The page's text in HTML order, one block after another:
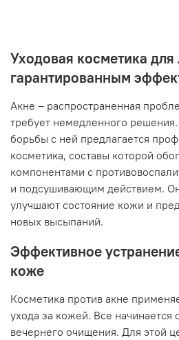
Уходовая косметика для
гарантированным
Акне – распространенная
требует немедленного
борьбы с ней предлагается
косметика, составы которой
компонентами с
и подсушивающим действием.
улучшают состояние кожи и
новых высыпаний.
Эффективное
коже
Косметика против акне
ухода за кожей. Все начинается
вечернего очищения. Для этой